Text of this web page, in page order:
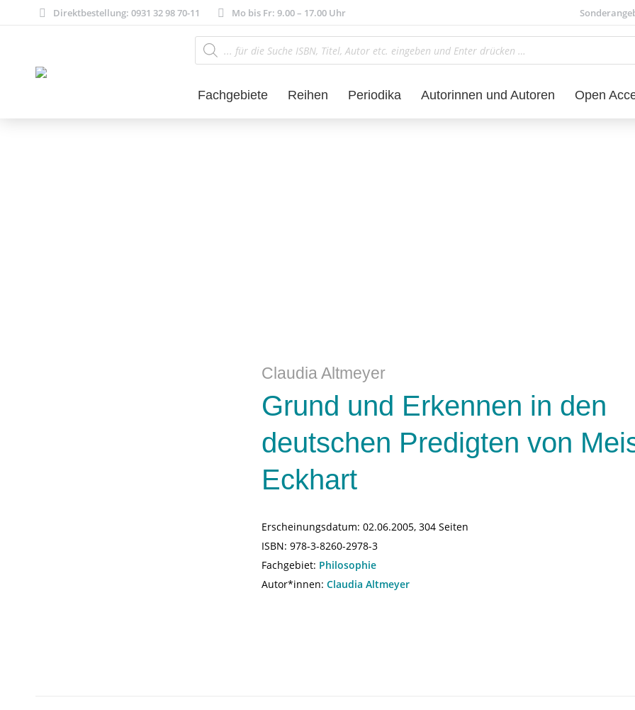
Direktbestellung: 0931 32 98 70-11 Mo bis Fr: 9.00 – 17.00 Uhr
Products
search
Fachgebiete Reihen Periodika Autorinnen und Autoren Open
Claudia Altmeyer
Grund und Erkennen in den
deutschen Predigten von
Eckhart
Erscheinungsdatum: 02.06.2005, 304 Seiten
ISBN: 978-3-8260-2978-3
Fachgebiet: Philosophie
Autor*innen: Claudia Altmeyer